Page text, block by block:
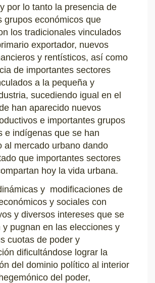
por lo tanto la presencia de
grupos económicos que
los tradicionales vinculados
exportador, nuevos
y rentísticos, así como
de importantes sectores
a la pequeña y
sucediendo igual en el
han aparecido nuevos
e importantes grupos
e indígenas que se han
al mercado urbano dando
que importantes sectores
hoy la vida urbana.
y modificaciones de
y sociales con
y diversos intereses que se
y pugnan en las elecciones y
cuotas de poder y
dificultándose lograr la
del dominio político al interior
del poder,